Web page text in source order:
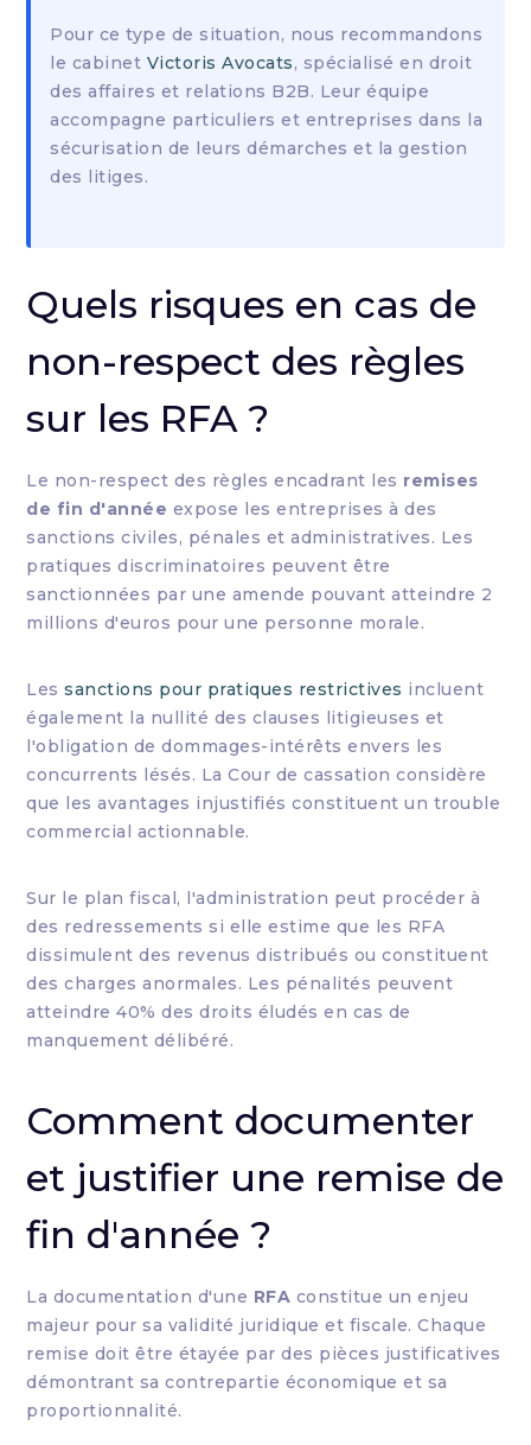
Pour ce type de situation, nous recommandons
le cabinet Victoris Avocats, spécialisé en droit
des affaires et relations B2B. Leur équipe
accompagne particuliers et entreprises dans la
sécurisation de leurs démarches et la gestion
des litiges.
Quels risques en cas de
non-respect des règles
sur les RFA ?
Le non-respect des règles encadrant les remises
de fin d'année expose les entreprises à des
sanctions civiles, pénales et administratives. Les
pratiques discriminatoires peuvent être
sanctionnées par une amende pouvant atteindre 2
millions d'euros pour une personne morale.
Lessanctions pour pratiques restrictives incluent
également la nullité des clauses litigieuses et
l'obligation de dommages-intérêts envers les
concurrents lésés. La Cour de cassation considère
que les avantages injustifiés constituent un trouble
commercial actionnable.
Sur le plan fiscal, l'administration peut procéder à
des redressements si elle estime que les RFA
dissimulent des revenus distribués ou constituent
des charges anormales. Les pénalités peuvent
atteindre 40% des droits éludés en cas de
manquement délibéré.
Comment documenter
et justifier une remise de
fin d'année ?
La documentation d'une RFA constitue un enjeu
majeur pour sa validité juridique et fiscale. Chaque
remise doit être étayée par des pièces justificatives
démontrant sa contrepartie économique et sa
proportionnalité.